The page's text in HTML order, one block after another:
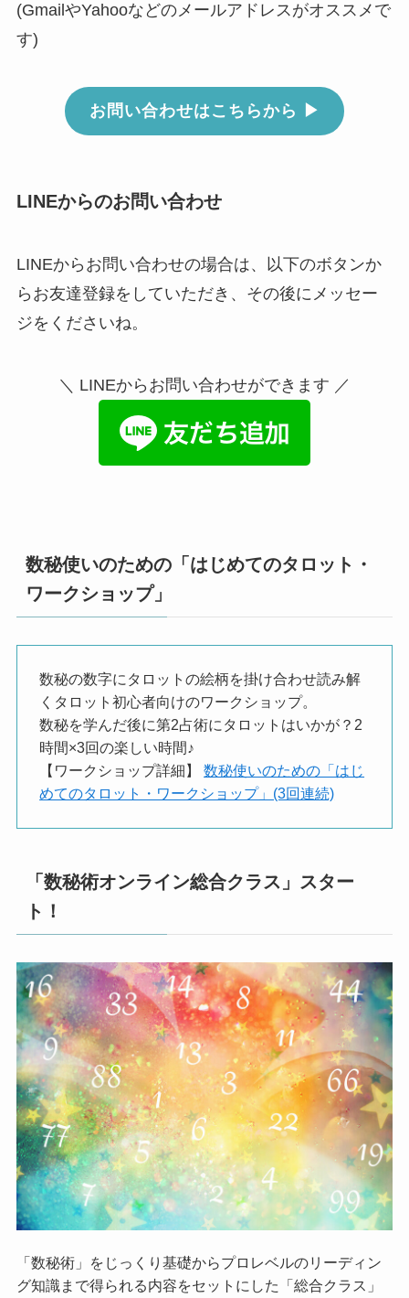
(GmailやYahooなどのメールアドレスがオススメで
す)
お問い合わせはこちらから ▶︎
LINEからのお問い合わせ
LINEからお問い合わせの場合は、以下のボタンか
らお友達登録をしていただき、その後にメッセー
ジをくださいね。
＼ LINEからお問い合わせができます ／
数秘使いのための「はじめてのタロット・
ワークショップ」
数秘の数字にタロットの絵柄を掛け合わせ読み解
くタロット初心者向けのワークショップ。
数秘を学んだ後に第2占術にタロットはいかが？2
時間×3回の楽しい時間♪
【ワークショップ詳細】数秘使いのための「はじ
めてのタロット・ワークショップ」(3回連続)
「数秘術オンライン総合クラス」スター
ト！
「数秘術」をじっくり基礎からプロレベルのリーディン
グ知識まで得られる内容をセットにした「総合クラス」